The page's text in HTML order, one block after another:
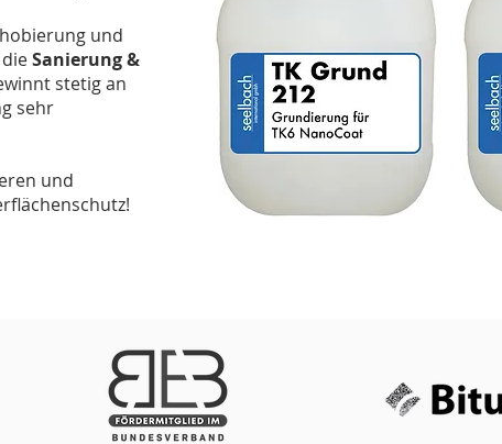
und
Sanierung &
stetig an
sehr
und